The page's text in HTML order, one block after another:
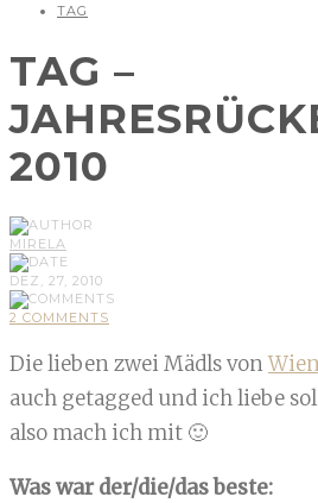
TAG
TAG –
2010
MIRELA
DEZ, 27, 2010
2 COMMENTS
Die lieben zwei Mädls von
auch getagged und ich liebe
also mach ich mit 🙂
Was war der/die/das beste: